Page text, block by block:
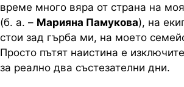
време много вяра от страна на
(б. а. – Марияна Памукова), на
стои зад гърба ми, на моето
Просто пътят наистина е
за реално два състезателни дни.